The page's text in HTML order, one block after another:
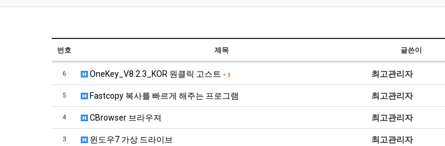
번호 제목 글쓴이
6 OneKey_V8.2.3_KOR 원클릭 고스트 + 1 최고관리자
5 Fastcopy 복사를 빠르게 해주는 프로그램 최고관리자
4 CBrowser 브라우져 최고관리자
3 윈도우7 가상 드라이브 최고관리자